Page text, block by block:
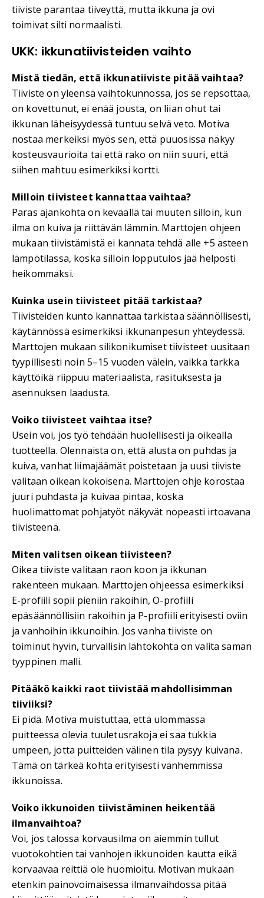
tiiviste parantaa tiiveyttä, mutta ikkuna ja ovi
toimivat silti normaalisti.
UKK: ikkunatiivisteiden vaihto
Mistä tiedän, että ikkunatiiviste pitää vaihtaa?
Tiiviste on yleensä vaihtokunnossa, jos se repsottaa,
on kovettunut, ei enää jousta, on liian ohut tai
ikkunan läheisyydessä tuntuu selvä veto. Motiva
nostaa merkeiksi myös sen, että puuosissa näkyy
kosteusvaurioita tai että rako on niin suuri, että
siihen mahtuu esimerkiksi kortti.
Milloin tiivisteet kannattaa vaihtaa?
Paras ajankohta on keväällä tai muuten silloin, kun
ilma on kuiva ja riittävän lämmin. Marttojen ohjeen
mukaan tiivistämistä ei kannata tehdä alle +5 asteen
lämpötilassa, koska silloin lopputulos jää helposti
heikommaksi.
Kuinka usein tiivisteet pitää tarkistaa?
Tiivisteiden kunto kannattaa tarkistaa säännöllisesti,
käytännössä esimerkiksi ikkunanpesun yhteydessä.
Marttojen mukaan silikonikumiset tiivisteet uusitaan
tyypillisesti noin 5–15 vuoden välein, vaikka tarkka
käyttöikä riippuu materiaalista, rasituksesta ja
asennuksen laadusta.
Voiko tiivisteet vaihtaa itse?
Usein voi, jos työ tehdään huolellisesti ja oikealla
tuotteella. Olennaista on, että alusta on puhdas ja
kuiva, vanhat liimajäämät poistetaan ja uusi tiiviste
valitaan oikean kokoisena. Marttojen ohje korostaa
juuri puhdasta ja kuivaa pintaa, koska
huolimattomat pohjatyöt näkyvät nopeasti irtoavana
tiivisteenä.
Miten valitsen oikean tiivisteen?
Oikea tiiviste valitaan raon koon ja ikkunan
rakenteen mukaan. Marttojen ohjeessa esimerkiksi
E-profiili sopii pieniin rakoihin, O-profiili
epäsäännöllisiin rakoihin ja P-profiili erityisesti oviin
ja vanhoihin ikkunoihin. Jos vanha tiiviste on
toiminut hyvin, turvallisin lähtökohta on valita saman
tyyppinen malli.
Pitääkö kaikki raot tiivistää mahdollisimman
tiiviiksi?
Ei pidä. Motiva muistuttaa, että ulommassa
puitteessa olevia tuuletusrakoja ei saa tukkia
umpeen, jotta puitteiden välinen tila pysyy kuivana.
Tämä on tärkeä kohta erityisesti vanhemmissa
ikkunoissa.
Voiko ikkunoiden tiivistäminen heikentää
ilmanvaihtoa?
Voi, jos talossa korvausilma on aiemmin tullut
vuotokohtien tai vanhojen ikkunoiden kautta eikä
korvaavaa reittiä ole huomioitu. Motivan mukaan
etenkin painovoimaisessa ilmanvaihdossa pitää